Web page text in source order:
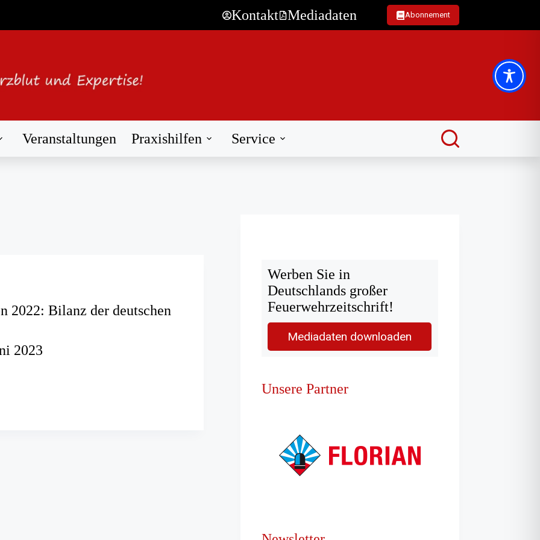
Kontakt Mediadaten Abonnement
Veranstaltungen Praxishilfen Service
2022: Bilanz der deutschen
2023
Werben Sie in
Deutschlands großer
Feuerwehrzeitschrift!
Mediadaten downloaden
Unsere Partner